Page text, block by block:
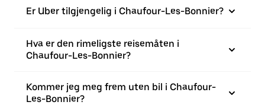
Er Uber tilgjengelig i Chaufour-Les-Bonnier?
Hva er den rimeligste reisemåten i
Chaufour-Les-Bonnier?
Kommer jeg meg frem uten bil i Chaufour-
Les-Bonnier?